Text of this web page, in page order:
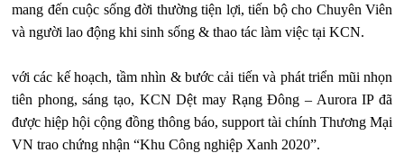
mang đến cuộc sống đời thường tiện lợi, tiến bộ cho Chuyên Viên
và người lao động khi sinh sống & thao tác làm việc tại KCN.
với các kế hoạch, tầm nhìn & bước cải tiến và phát triển mũi nhọn
tiên phong, sáng tạo, KCN Dệt may Rạng Đông – Aurora IP đã
được hiệp hội cộng đồng thông báo, support tài chính Thương Mại
VN trao chứng nhận “Khu Công nghiệp Xanh 2020”.